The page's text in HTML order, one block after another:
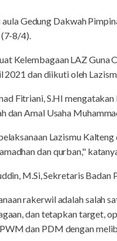
Gedung Dakwah
(7-8/4).
Kelembagaan LAZ Guna
dan diikuti oleh
Fitriani, S.HI
dan Amal Usaha
Lazismu
dan qurban,"
M.Si, Sekretaris
rakerwil adalah salah
dan tetapkan target,
dan PDM dengan